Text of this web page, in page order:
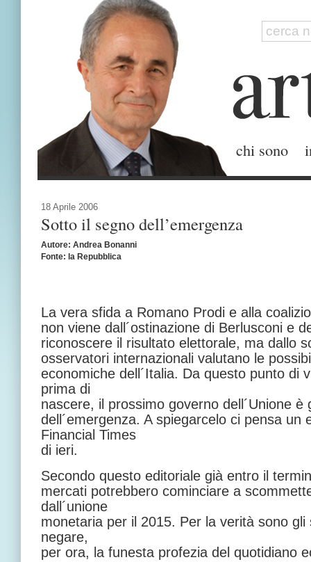
chi sono
18 Aprile 2006
Sotto il segno dell’emergenza
Autore: Andrea Bonanni
Fonte: la Repubblica
La vera sfida a Romano Prodi e alla
non viene dall´ostinazione di Berlusconi e
riconoscere il risultato elettorale, ma dallo
osservatori internazionali valutano le
economiche dell´Italia. Da questo punto di
prima di
nascere, il prossimo governo dell´Unione
dell´emergenza. A spiegarcelo ci pensa un
Financial Times
di ieri.
Secondo questo editoriale già entro il
mercati potrebbero cominciare a
dall´unione
monetaria per il 2015. Per la verità sono
negare,
per ora, la funesta profezia del quotidiano